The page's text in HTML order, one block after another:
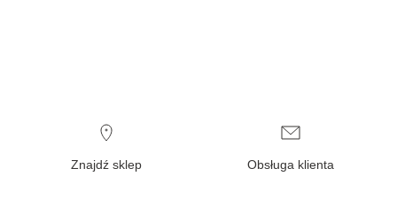
Znajdź sklep Obsługa klienta